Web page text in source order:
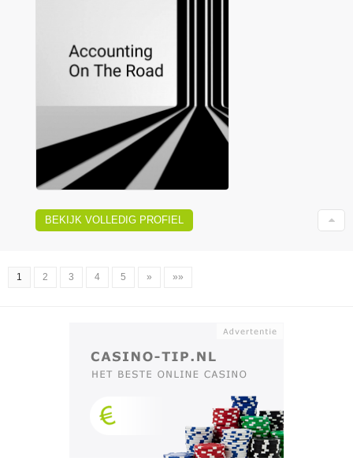
BEKIJK VOLLEDIG PROFIEL
1 2 3 4 5 » »»